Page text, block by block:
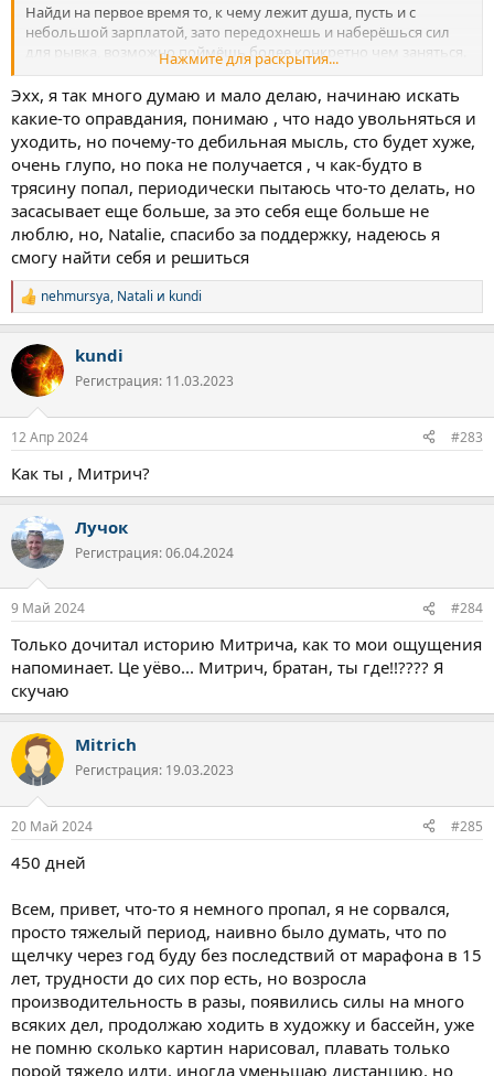
Найди на первое время то, к чему лежит душа, пусть и с
небольшой зарплатой, зато передохнешь и наберёшься сил
для рывка, возможно поймёшь более конкретно чем заняться.
Может что то типа графического дизайна, раз любишь
рисовать-сейчас есть бесплатные курсы, чтоб понять твоё ли.
В конце концов, не умрешь же ты с голоду если уволишься,
встанешь на биржу, будешь таксовать или в доставке по
свежему воздуху гулять. Вариантов масса
Нажмите для раскрытия...
Эхх, я так много думаю и мало делаю, начинаю искать
какие-то оправдания, понимаю , что надо увольняться и
уходить, но почему-то дебильная мысль, сто будет хуже,
очень глупо, но пока не получается , ч как-будто в
трясину попал, периодически пытаюсь что-то делать, но
засасывает еще больше, за это себя еще больше не
люблю, но, Natalie, спасибо за поддержку, надеюсь я
смогу найти себя и решиться
Р
е
к
ц
и
nehmursya, Natali и kundi
kundi
Регистрация: 11.03.2023
12 Апр 2024 #283
Как ты , Митрич?
Лучок
Регистрация: 06.04.2024
9 Май 2024 #284
Только дочитал историю Митрича, как то мои ощущения
напоминает. Це уёво... Митрич, братан, ты где!!???? Я
скучаю
Mitrich
Регистрация: 19.03.2023
20 Май 2024 #285
450 дней
Всем, привет, что-то я немного пропал, я не сорвался,
просто тяжелый период, наивно было думать, что по
щелчку через год буду без последствий от марафона в 15
лет, трудности до сих пор есть, но возросла
производительность в разы, появились силы на много
всяких дел, продолжаю ходить в художку и бассейн, уже
не помню сколько картин нарисовал, плавать только
порой тяжело идти, иногда уменьшаю дистанцию, но